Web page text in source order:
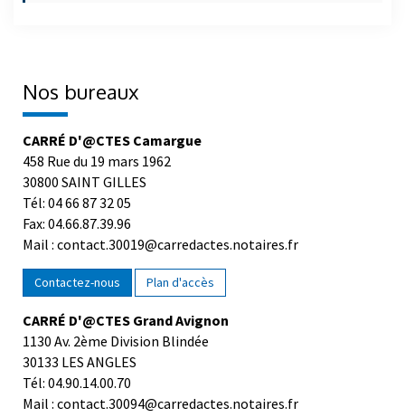
Nos bureaux
CARRÉ D'@CTES Camargue
458 Rue du 19 mars 1962
30800 SAINT GILLES
Tél: 04 66 87 32 05
Fax: 04.66.87.39.96
Mail : contact.30019@carredactes.notaires.fr
Contactez-nous Plan d'accès
CARRÉ D'@CTES Grand Avignon
1130 Av. 2ème Division Blindée
30133 LES ANGLES
Tél: 04.90.14.00.70
Mail : contact.30094@carredactes.notaires.fr